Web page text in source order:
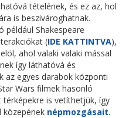
tételének, és ez az, hol
is beszivároghatnak.
például Shakespeare
(IDE KATTINTVA),
ahol valaki valaki mással
így láthatóvá és
az egyes darabok központi
Wars filmek hasonló
térképekre is vetíthetjük, így
közepének népmozgásait.